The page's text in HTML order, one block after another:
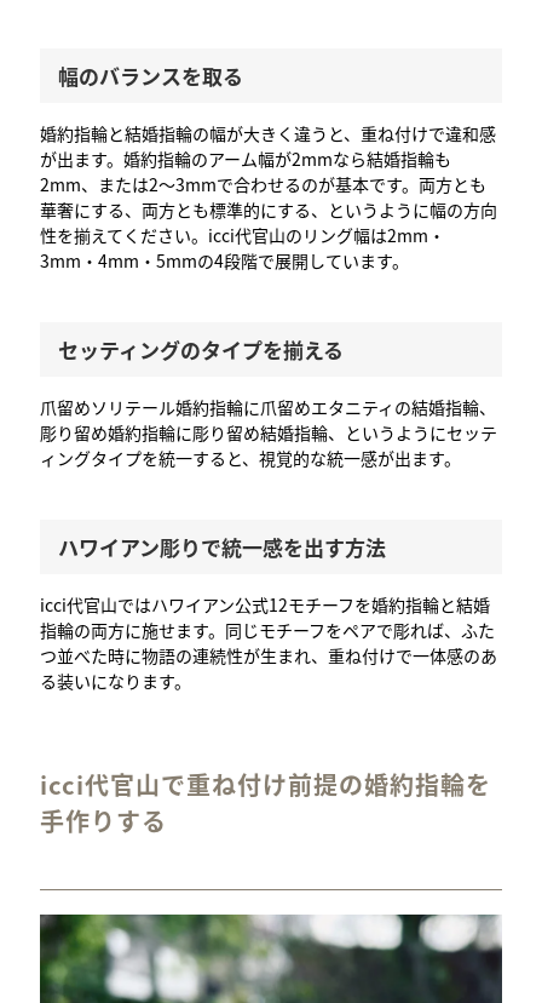
幅のバランスを取る
婚約指輪と結婚指輪の幅が大きく違うと、重ね付けで違和感
が出ます。婚約指輪のアーム幅が2mmなら結婚指輪も
2mm、または2〜3mmで合わせるのが基本です。両方とも
華奢にする、両方とも標準的にする、というように幅の方向
性を揃えてください。icci代官山のリング幅は2mm・
3mm・4mm・5mmの4段階で展開しています。
セッティングのタイプを揃える
爪留めソリテール婚約指輪に爪留めエタニティの結婚指輪、
彫り留め婚約指輪に彫り留め結婚指輪、というようにセッテ
ィングタイプを統一すると、視覚的な統一感が出ます。
ハワイアン彫りで統一感を出す方法
icci代官山ではハワイアン公式12モチーフを婚約指輪と結婚
指輪の両方に施せます。同じモチーフをペアで彫れば、ふた
つ並べた時に物語の連続性が生まれ、重ね付けで一体感のあ
る装いになります。
icci代官山で重ね付け前提の婚約指輪を
手作りする